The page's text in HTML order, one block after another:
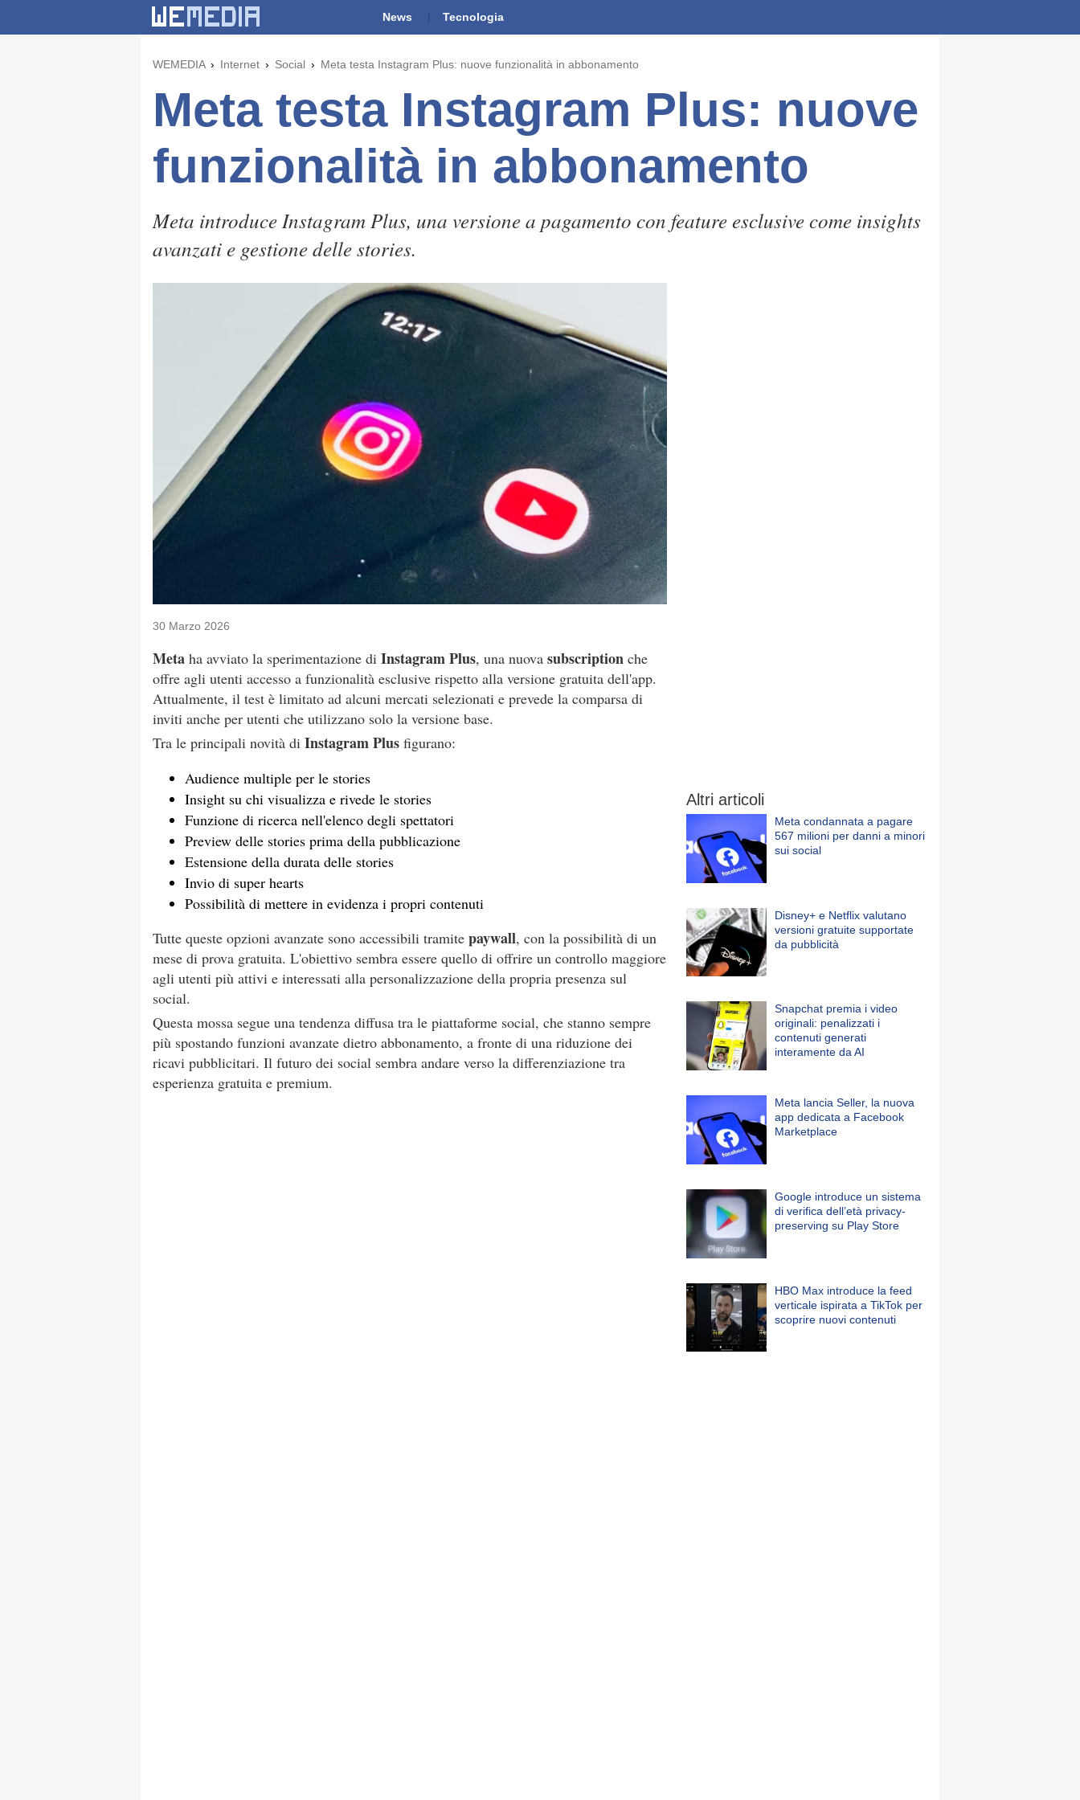
News Tecnologia
WEMEDIA Internet Social Meta testa Instagram Plus: nuove funzionalità in abbonamento
Meta testa Instagram Plus: nuove
funzionalità in abbonamento
Meta introduce Instagram Plus, una versione a pagamento con feature esclusive come insights
avanzati e gestione delle stories.
30 Marzo 2026
Meta ha avviato la sperimentazione di Instagram Plus, una nuova subscription che
offre agli utenti accesso a funzionalità esclusive rispetto alla versione gratuita dell'app.
Attualmente, il test è limitato ad alcuni mercati selezionati e prevede la comparsa di
inviti anche per utenti che utilizzano solo la versione base.
Tra le principali novità di Instagram Plus figurano:
Audience multiple per le stories
Insight su chi visualizza e rivede le stories
Funzione di ricerca nell'elenco degli spettatori
Preview delle stories prima della pubblicazione
Estensione della durata delle stories
Invio di super hearts
Possibilità di mettere in evidenza i propri contenuti
Tutte queste opzioni avanzate sono accessibili tramite paywall, con la possibilità di un
mese di prova gratuita. L'obiettivo sembra essere quello di offrire un controllo maggiore
agli utenti più attivi e interessati alla personalizzazione della propria presenza sul
social.
Questa mossa segue una tendenza diffusa tra le piattaforme social, che stanno sempre
più spostando funzioni avanzate dietro abbonamento, a fronte di una riduzione dei
ricavi pubblicitari. Il futuro dei social sembra andare verso la differenziazione tra
esperienza gratuita e premium.
Altri articoli
Meta condannata a pagare
567 milioni per danni a minori
sui social
Disney+ e Netflix valutano
versioni gratuite supportate
da pubblicità
Snapchat premia i video
originali: penalizzati i
contenuti generati
interamente da AI
Meta lancia Seller, la nuova
app dedicata a Facebook
Marketplace
Google introduce un sistema
di verifica dell’età privacy-
preserving su Play Store
HBO Max introduce la feed
verticale ispirata a TikTok per
scoprire nuovi contenuti